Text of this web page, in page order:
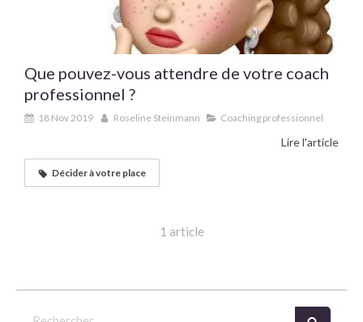
Que pouvez-vous attendre de votre coach
professionnel ?
18 Nov 2019 Roseline Steinmann Coaching professionnel
Lire l'article
Décider à votre place
1 article
Rechercher